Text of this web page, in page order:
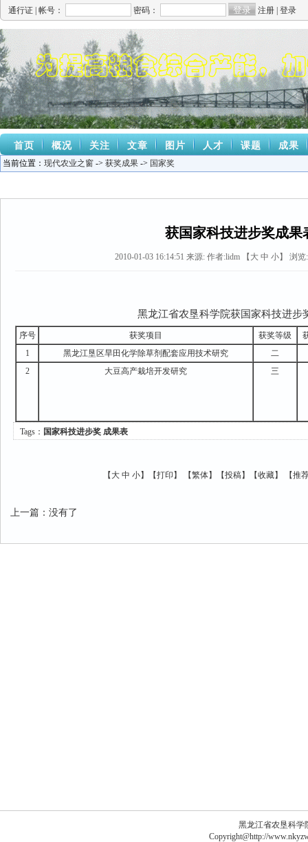
通行证 | 帐号： 密码： 注册 登录
首页 概况 关注 文章 图片 人才 课题 成果
当前位置： 现代农业之窗 -> 获奖成果 -> 国家奖
获国家科技进步奖成果
2010-01-03 16:14:51 来源:作者:lidm 【 大 中 小】 浏览:
黑龙江省农垦科学院获国家科技进步
序号 获奖项目 获奖等级
1
黑龙江垦区旱田化学除草剂配套应用技术研究
二
2
大豆高产栽培开发研究 三
Tags： 国家科技进步奖 成果表
【 大 中 小】【打印 】 【繁体】【投稿】【收藏】 【推
上一篇 ： 没有了
黑龙江省农垦科学
Copyright@http://